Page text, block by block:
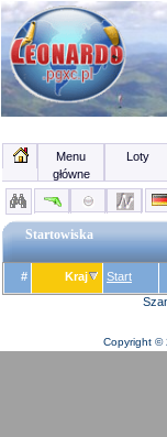
Menu
główne
Loty
Startowiska
# Kraj Start
Copyright ©